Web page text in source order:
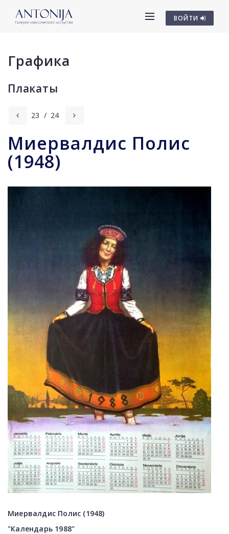
ВОЙТИ
Графика
Плакаты
23 / 24
Миервалдис Полис
(1948)
Миервалдис Полис (1948)
"Календарь 1988"